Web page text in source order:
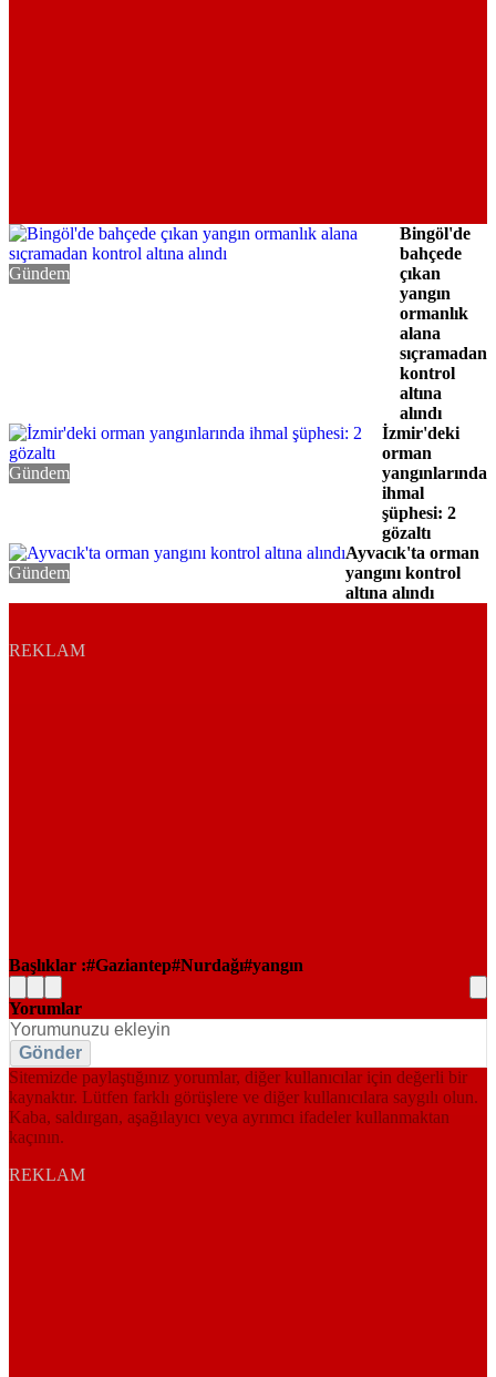
Gündem
Bingöl'de
bahçede
çıkan
yangın
ormanlık
alana
sıçramadan
kontrol
altına
alındı
Gündem
İzmir'deki
orman
yangınlarında
ihmal
şüphesi: 2
gözaltı
Gündem
Ayvacık'ta orman
yangını kontrol
altına alındı
REKLAM
Başlıklar : Gaziantep Nurdağı yangın
Yorumlar
Gönder
Sitemizde paylaştığınız yorumlar, diğer kullanıcılar için değerli bir
kaynaktır. Lütfen farklı görüşlere ve diğer kullanıcılara saygılı olun.
Kaba, saldırgan, aşağılayıcı veya ayrımcı ifadeler kullanmaktan
kaçının.
REKLAM